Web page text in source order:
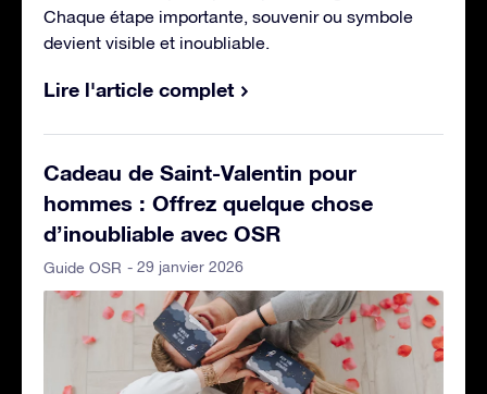
Chaque étape importante, souvenir ou symbole
devient visible et inoubliable.
Lire l'article complet
Cadeau de Saint-Valentin pour
hommes : Offrez quelque chose
d’inoubliable avec OSR
Guide OSR - 29 janvier 2026